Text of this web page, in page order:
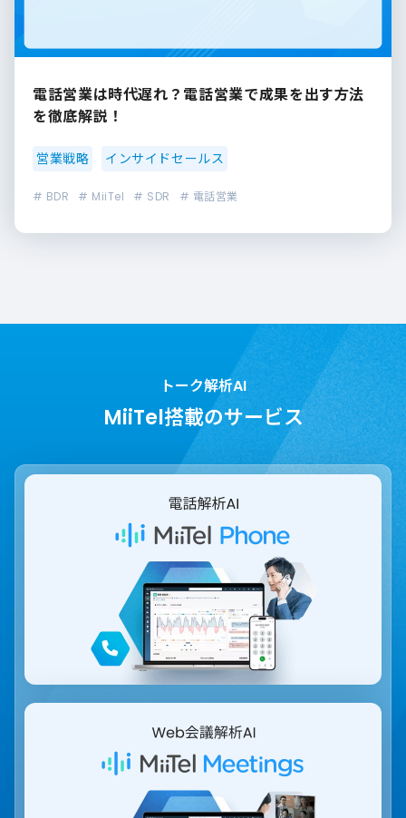
電話営業は時代遅れ？電話営業で成果を出す方法
を徹底解説！
営業戦略 インサイドセールス
# BDR # MiiTel # SDR # 電話営業
トーク解析AI
MiiTel搭載のサービス